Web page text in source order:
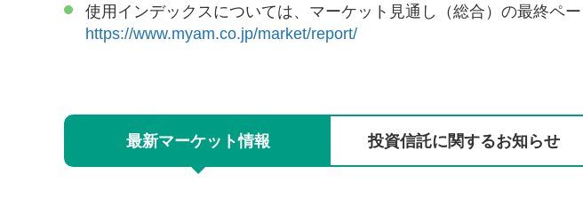
使用インデックスについては、マーケット見通し（総合）の最終ペー
https://www.myam.co.jp/market/report/
最新マーケット情報 投資信託に関するお知らせ